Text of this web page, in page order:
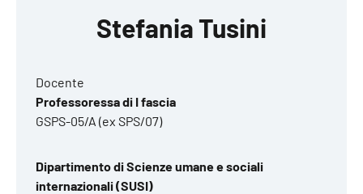
Stefania Tusini
Docente
Professoressa di I fascia
GSPS-05/A (ex SPS/07)
Dipartimento di Scienze umane e sociali
internazionali (SUSI)